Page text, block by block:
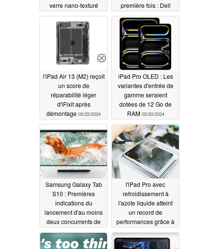
verre nano-texturé
première fois : Dell
Snapdragon X Elite
utilise une dalle OLED
en tandem05/25/2024
l'iPad Air 13 (M2) reçoit
un score de
réparabilité léger
d'iFixit après
démontage 05/25/2024
iPad Pro OLED : Les
variantes d'entrée de
gamme seraient
dotées de 12 Go de
RAM 05/20/2024
Samsung Galaxy Tab
S10 : Premières
indications du
lancement d'au moins
deux concurrents de
S2505/19/2024
l'iPad Pro avec
refroidissement à
l'azote liquide atteint
un record de
performances grâce à
05/17/2024